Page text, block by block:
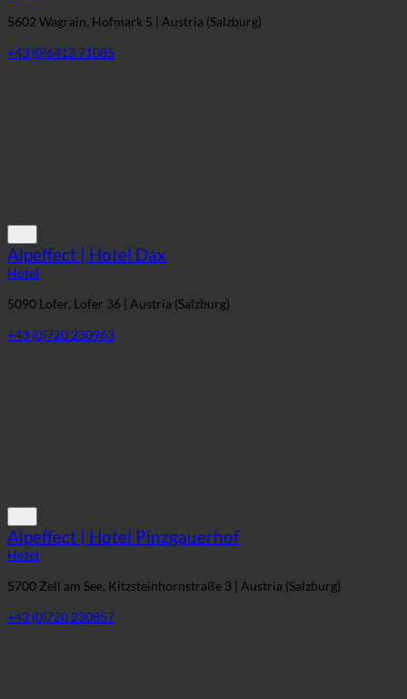
5602 Wagrain, Hofmark 5 | Austria (Salzburg)
+43 (0)6413 71085
Alpeffect | Hotel Dax
Hotel
5090 Lofer, Lofer 36 | Austria (Salzburg)
+43 (0)720 230963
Alpeffect | Hotel Pinzgauerhof
Hotel
5700 Zell am See, Kitzsteinhornstraße 3 | Austria (Salzburg)
+43 (0)720 230857